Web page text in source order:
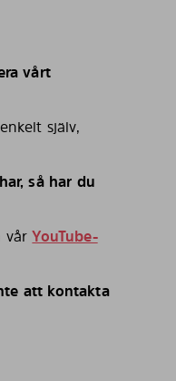
vårt
själv,
så har du
vårYouTube-
att kontakta